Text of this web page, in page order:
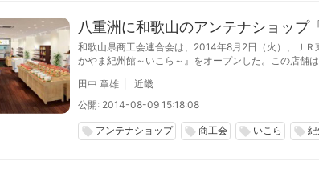
八重洲に和歌山のアンテナショップ
和歌山県商工会連合会は、2014年8月2日（火）、Ｊ
かやま紀州館～いこら～』をオープンした。この店舗
の売り場で約1,300品の商品を展示販売している。
田中 章雄
近畿
公開: 2014-08-09 15:18:08
local_offer アンテナショップ local_offer 商工会 local_offer いこら local_offer 紀